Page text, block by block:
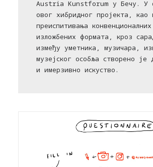
Austria Kunstforum у Бечу. У
овог хибридног пројекта, као
преиспитивања конвенционалних
изложбених формата, кроз
између уметника, музичара,
музејског особља створенo је
и имерзивно искуство.